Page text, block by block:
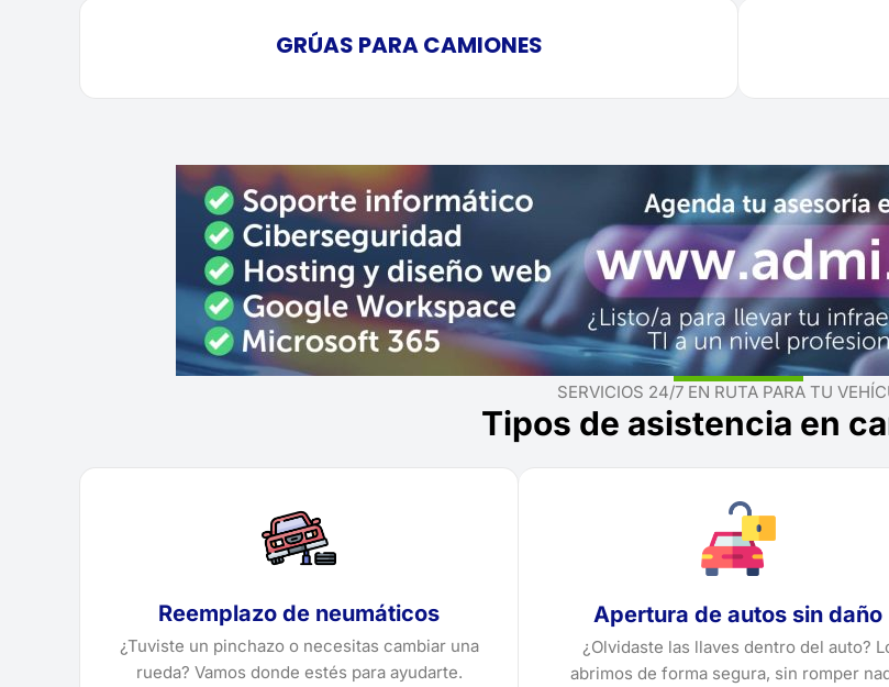
GRÚAS PARA CAMIONES
SERVICIOS 24/7 EN RUTA PARA TU
Tipos de asistencia en
Reemplazo de neumáticos
¿Tuviste un pinchazo o necesitas cambiar una
rueda? Vamos donde estés para ayudarte.
Apertura de autos sin daño
¿Olvidaste las llaves dentro del auto?
abrimos de forma segura, sin romper